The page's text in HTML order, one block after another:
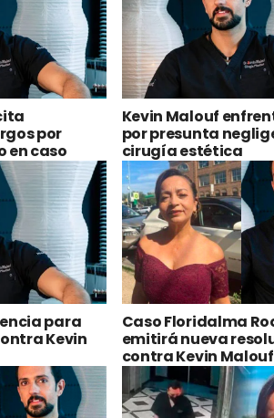
por
en caso
Kevin Malouf
por presunta
cirugía estética
para
Kevin
Caso Floridalma
emitirá nueva
contra Kevin Malouf